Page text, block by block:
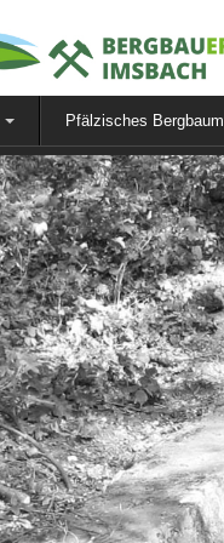
Pfälzisches